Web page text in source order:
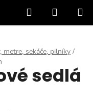
Hľadať
KOŠÍK
metre, sekáče, pilníky /
sedlá